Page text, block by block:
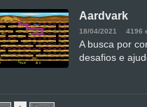
Aardvark
18/04/2021 4196
A busca por
desafios e